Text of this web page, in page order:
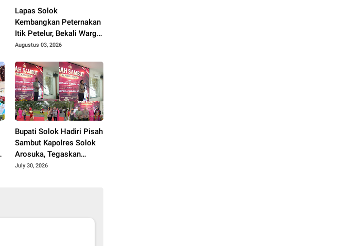
Lapas Solok
Kembangkan Peternakan
Itik Petelur, Bekali Warga
Binaan dengan
Augustus 03, 2026
Bupati Solok Hadiri Pisah
Sambut Kapolres Solok
Arosuka, Tegaskan
Komitmen Perkuat
July 30, 2026